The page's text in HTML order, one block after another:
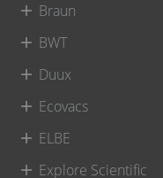
Braun
BWT
Duux
Ecovacs
ELBE
Explore Scientific